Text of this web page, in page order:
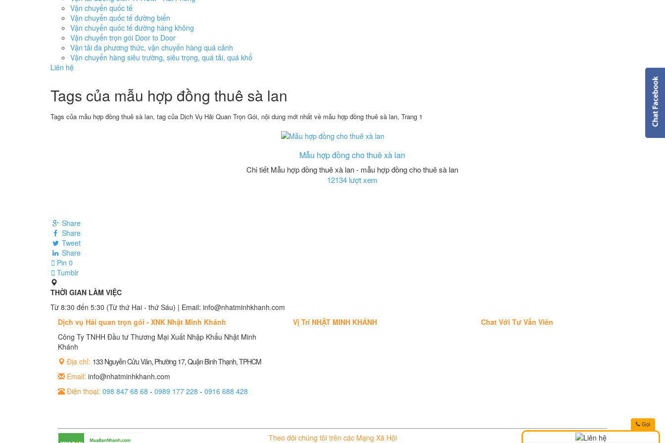
Vận chuyển quốc tế
Vận chuyển quốc tế đường biển
Vận chuyển quốc tế đường hàng không
Vận chuyển trọn gói Door to Door
Vận tải đa phương thức, vận chuyển hàng quá cảnh
Vận chuyển hàng siêu trường, siêu trọng, quá tải, quá khổ
Liên hệ
Tags của mẫu hợp đồng thuê sà lan
Tags của mẫu hợp đồng thuê sà lan, tag của Dịch Vụ Hải Quan Trọn Gói, nội dung mới nhất về mẫu hợp đồng thuê sà lan, Trang 1
Mẫu hợp đồng cho thuê xà lan
Chi tiết Mẫu hợp đồng thuê xà lan - mẫu hợp đồng cho thuê sà lan
12134 lượt xem
Share
Share
Tweet
Share
Pin 0
Tumblr
THỜI GIAN LÀM VIỆC
Từ 8:30 đến 5:30 (Từ thứ Hai - thứ Sáu) | Email: info@nhatminhkhanh.com
Dịch vụ Hải quan trọn gói - XNK Nhật Minh Khánh
Công Ty TNHH Đầu tư Thương Mại Xuất Nhập Khẩu Nhật Minh
Khánh
Địa chỉ: 133 Nguyễn Cửu Vân, Phường 17, Quận Bình Thạnh, TPHCM
Email: info@nhatminhkhanh.com
Điện thoại: 098 847 68 68 - 0989 177 228 - 0916 688 428
Vị Trí NHẬT MINH KHÁNH Chat Với Tư Vấn Viên
Theo dõi chúng tôi trên các Mạng Xã Hội
Gọi